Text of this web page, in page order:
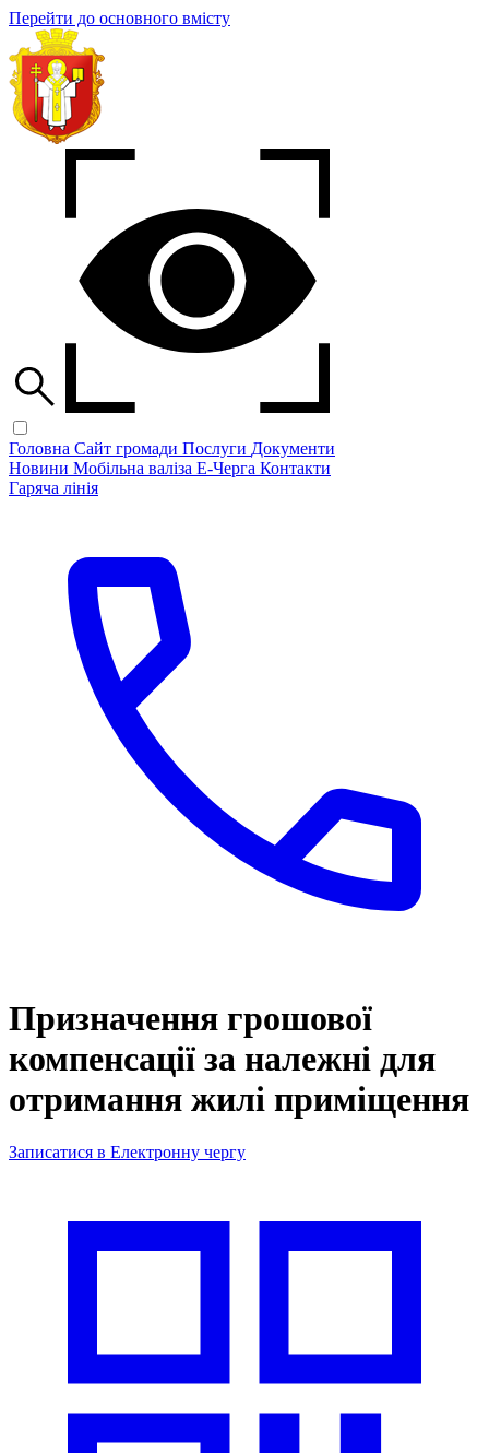
Перейти до основного вмісту
Головна Сайт громади Послуги Документи
Новини Мобільна валіза Е-Черга Контакти
Гаряча лінія
Призначення грошової
компенсації за належні для
отримання жилі приміщення
Записатися в Електронну чергу